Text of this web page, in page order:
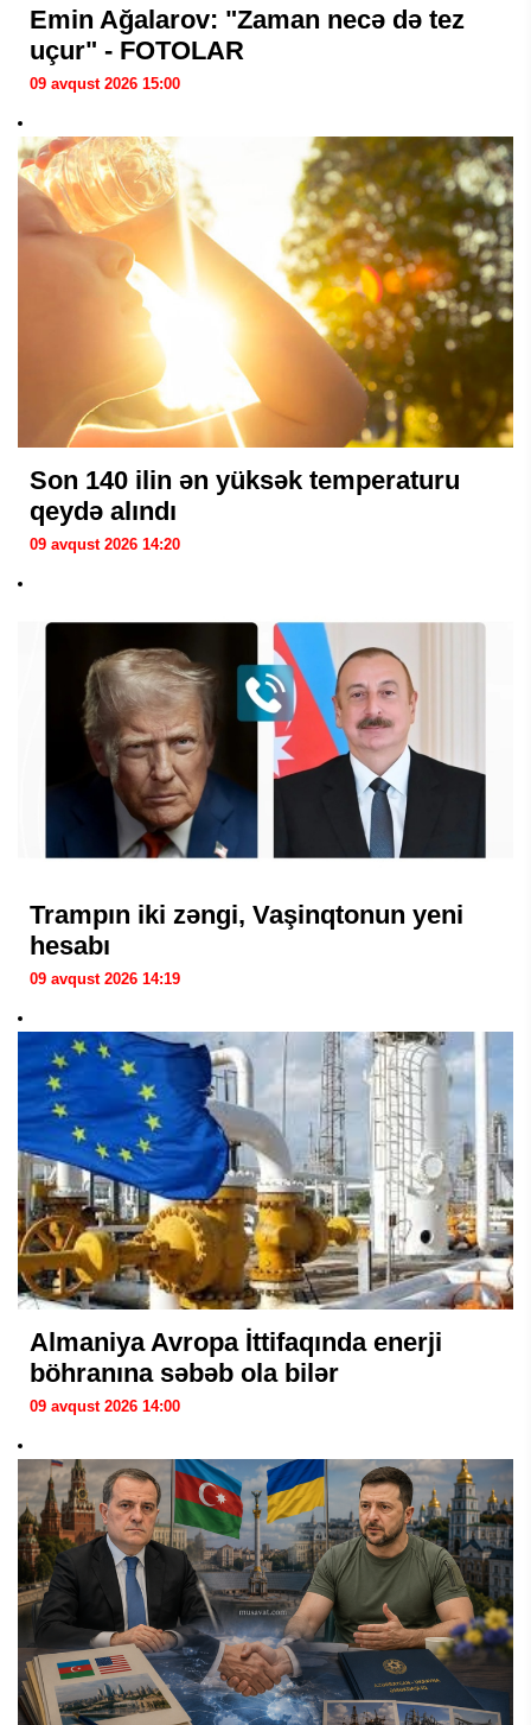
Emin Ağalarov: "Zaman necə də tez
uçur" - FOTOLAR
09 avqust 2026 15:00
Son 140 ilin ən yüksək temperaturu
qeydə alındı
09 avqust 2026 14:20
Trampın iki zəngi, Vaşinqtonun yeni
hesabı
09 avqust 2026 14:19
Almaniya Avropa İttifaqında enerji
böhranına səbəb ola bilər
09 avqust 2026 14:00